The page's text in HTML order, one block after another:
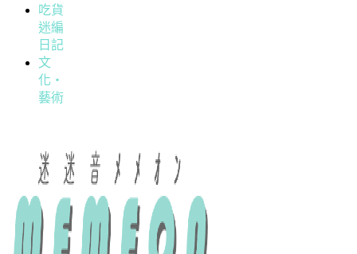
吃貨
迷編
日記
文
化・
藝術